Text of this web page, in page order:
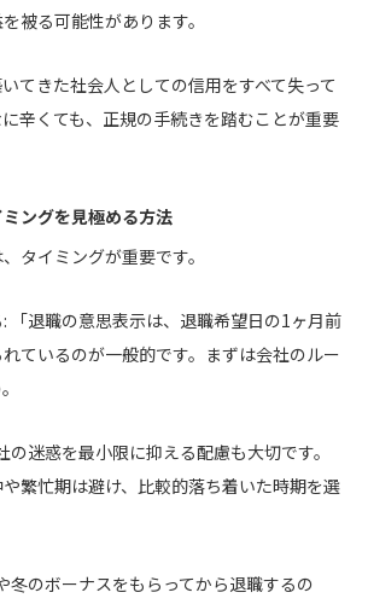
被る可能性があります。
てきた社会人としての信用をすべて失って
辛くても、正規の手続きを踏むことが重要
ングを見極める方法
タイミングが重要です。
「退職の意思表示は、退職希望日の1ヶ月前
ているのが一般的です。まずは会社のルー
の迷惑を最小限に抑える配慮も大切です。
繁忙期は避け、比較的落ち着いた時期を選
冬のボーナスをもらってから退職するの